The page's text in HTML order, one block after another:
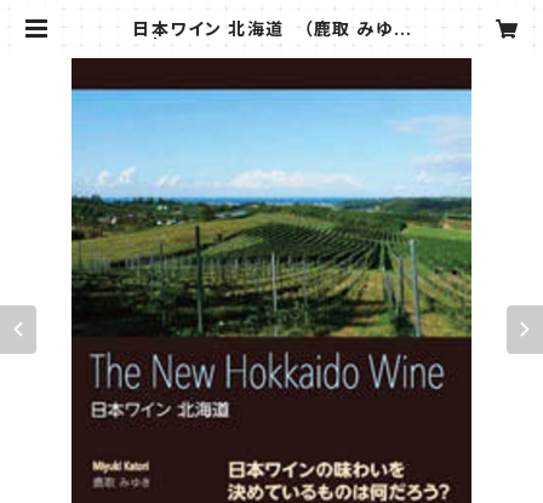
日本ワイン 北海道 （鹿取 みゆき